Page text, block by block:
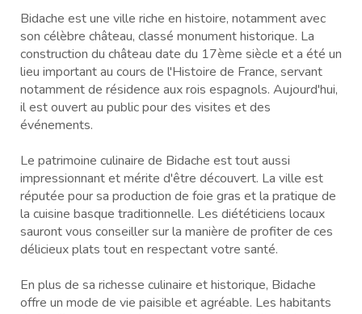
Bidache est une ville riche en histoire, notamment avec
son célèbre château, classé monument historique. La
construction du château date du 17ème siècle et a été un
lieu important au cours de l'Histoire de France, servant
notamment de résidence aux rois espagnols. Aujourd'hui,
il est ouvert au public pour des visites et des
événements.
Le patrimoine culinaire de Bidache est tout aussi
impressionnant et mérite d'être découvert. La ville est
réputée pour sa production de foie gras et la pratique de
la cuisine basque traditionnelle. Les diététiciens locaux
sauront vous conseiller sur la manière de profiter de ces
délicieux plats tout en respectant votre santé.
En plus de sa richesse culinaire et historique, Bidache
offre un mode de vie paisible et agréable. Les habitants